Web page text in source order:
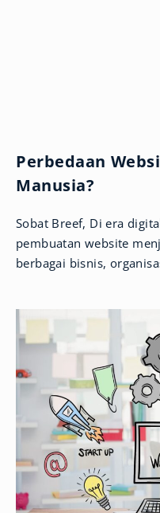
Perbedaan
Manusia?
Sobat Breef, Di era
pembuatan website
berbagai bisnis,